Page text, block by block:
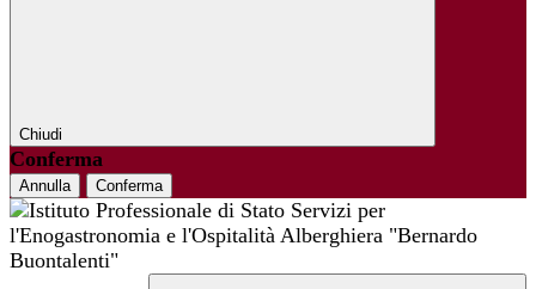
Chiudi
Conferma
Annulla Conferma